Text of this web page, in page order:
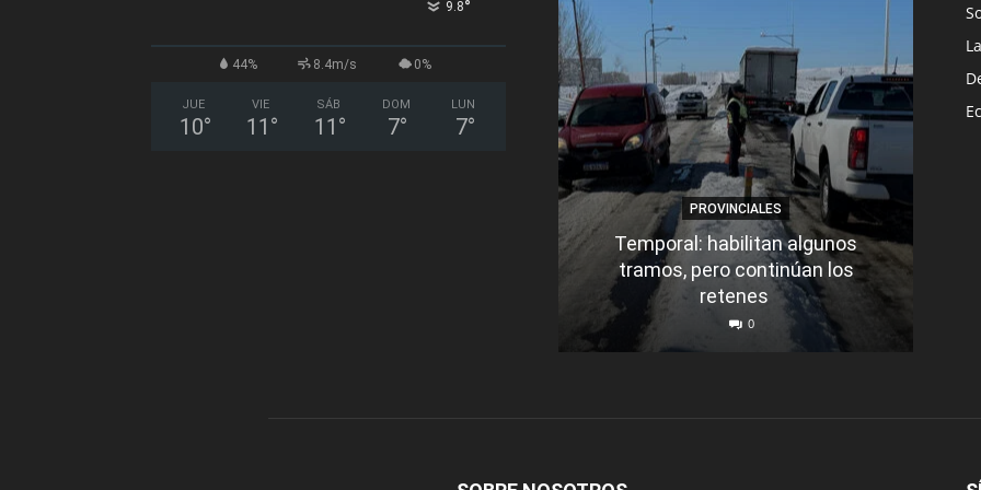
9.8°
44% 8.4m/s 0%
JUE
10°
VIE
11 °
SÁB
11 °
DOM
7°
LUN
7°
PROVINCIALES
Temporal: habilitan algunos
tramos, pero continúan los
retenes
0